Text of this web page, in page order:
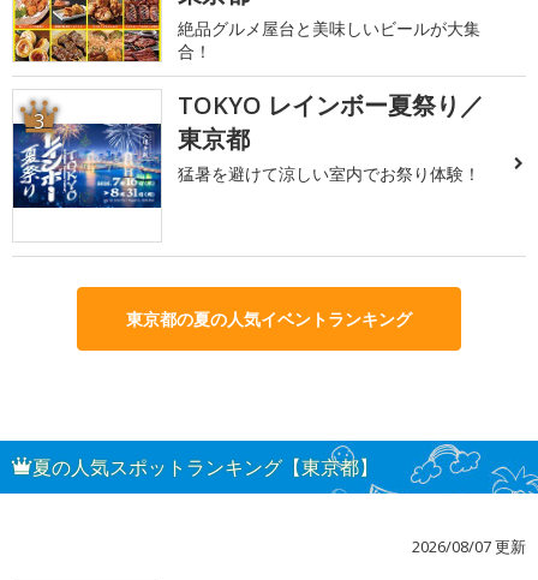
絶品グルメ屋台と美味しいビールが大集
合！
3
TOKYO レインボー夏祭り／
東京都
猛暑を避けて涼しい室内でお祭り体験！
東京都の夏の人気イベントランキング
夏の人気スポットランキング【東京都】
2026/08/07 更新